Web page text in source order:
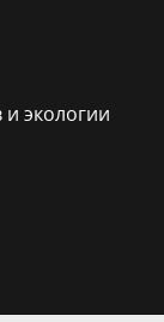
экологии